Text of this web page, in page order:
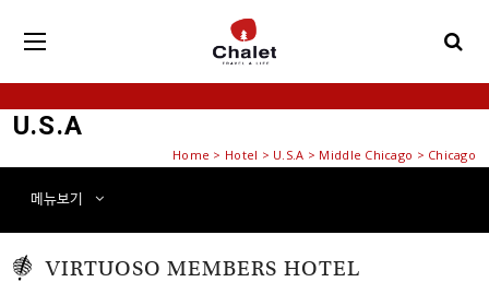
U.S.A
Home > Hotel > U.S.A > Middle Chicago > Chicago
메뉴보기
VIRTUOSO MEMBERS HOTEL